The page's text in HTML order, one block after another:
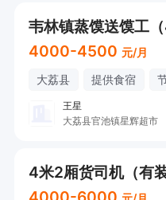
韦林镇蒸馍送馍工
4000-4500 元/月
大荔县 提供食宿
王星
大荔县官池镇星辉超市
4米2厢货司机（有装